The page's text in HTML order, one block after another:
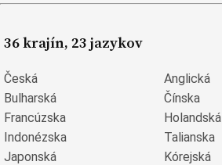
36 krajín, 23 jazykov
Česká
Anglická
Bulharská
Čínska
Francúzska
Holandská
Indonézska
Talianska
Japonská
Kórejská